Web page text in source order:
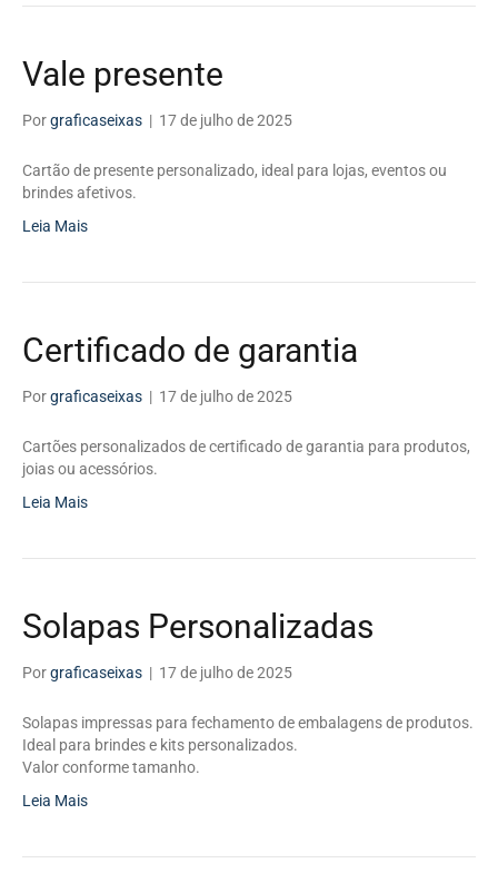
Vale presente
Porgraficaseixas | 17 de julho de 2025
Cartão de presente personalizado, ideal para lojas, eventos ou
brindes afetivos.
Leia Mais
Certificado de garantia
Porgraficaseixas | 17 de julho de 2025
Cartões personalizados de certificado de garantia para produtos,
joias ou acessórios.
Leia Mais
Solapas Personalizadas
Porgraficaseixas | 17 de julho de 2025
Solapas impressas para fechamento de embalagens de produtos.
Ideal para brindes e kits personalizados.
Valor conforme tamanho.
Leia Mais